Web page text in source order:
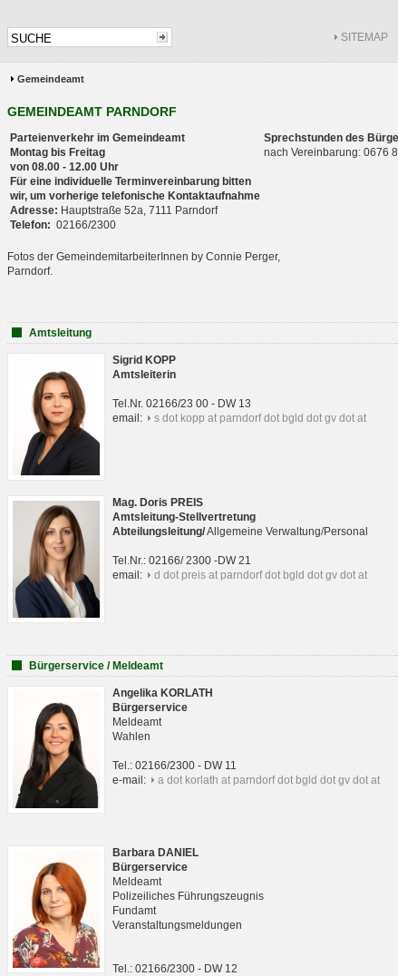
SITEMAP
Gemeindeamt
GEMEINDEAMT PARNDORF
Parteienverkehr im Gemeindeamt
Montag bis Freitag
von 08.00 - 12.00 Uhr
Für eine individuelle Terminvereinbarung bitten
wir, um vorherige telefonische Kontaktaufnahme
Adresse: Hauptstraße 52a, 7111 Parndorf
Telefon: 02166/2300
Sprechstunden des
nach Vereinbarung: 0676
Fotos der GemeindemitarbeiterInnen by Connie Perger,
Parndorf.
Amtsleitung
Sigrid KOPP
Amtsleiterin
Tel.Nr. 02166/23 00 - DW 13
email:
s dot kopp at parndorf dot bgld dot gv dot at
Mag. Doris PREIS
Amtsleitung-Stellvertretung
Abteilungsleitung/Allgemeine Verwaltung/Personal
Tel.Nr.: 02166/ 2300 -DW 21
email:
d dot preis at parndorf dot bgld dot gv dot at
Bürgerservice / Meldeamt
Angelika KORLATH
Bürgerservice
Meldeamt
Wahlen
Tel.: 02166/2300 - DW 11
e-mail:
a dot korlath at parndorf dot bgld dot gv dot at
Barbara DANIEL
Bürgerservice
Meldeamt
Polizeiliches Führungszeugnis
Fundamt
Veranstaltungsmeldungen
Tel.: 02166/2300 - DW 12